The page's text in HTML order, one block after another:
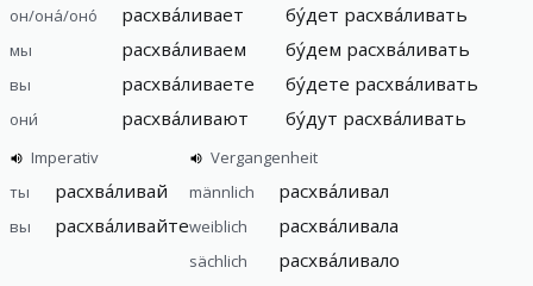
он/она́/оно́ расхва́ливает бу́дет расхва́ливать
мы расхва́ливаем бу́дем расхва́ливать
вы расхва́ливаете бу́дете расхва́ливать
они́ расхва́ливают бу́дут расхва́ливать
Imperativ
ты
расхва́ливай
вы расхва́ливайте
Vergangenheit
männlich
расхва́ливал
weiblich расхва́ливала
sächlich расхва́ливало